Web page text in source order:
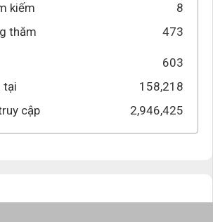
kiếm
8
thăm
473
603
tại
158,218
cập
2,946,425